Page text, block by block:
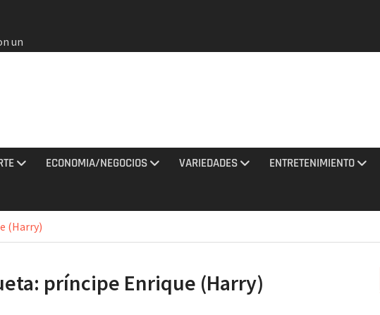
un
en
a
ECONOMIA/NEGOCIOS VARIEDADES ENTRETENIMIENTO
(Harry)
príncipe Enrique (Harry)